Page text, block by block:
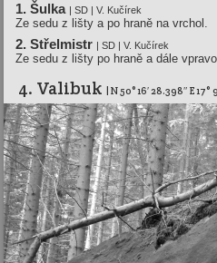
1. Šulka | SD | V. Kučírek
Ze sedu z lišty a po hraně na vrchol.
2. Střelmistr | SD | V. Kučírek
Ze sedu z lišty po hraně a dále vpravo
4. Valibuk | N 50° 16′ 28.398″ E 17°